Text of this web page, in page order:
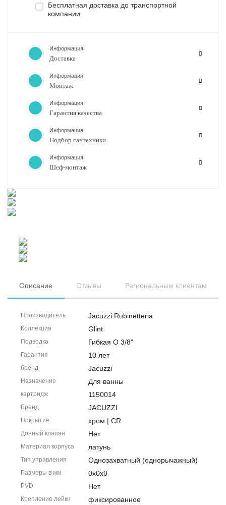
Бесплатная доставка до транспортной
компании
Информация
Доставка
Информация
Монтаж
Информация
Гарантия качества
Информация
Подбор сантехники
Информация
Шеф-монтаж
Описание Отзывы Региональным клиентам
Производитель Jacuzzi Rubinetteria
Коллекция Glint
Подводка Гибкая O 3/8"
Гарантия 10 лет
бренд Jacuzzi
Назначение Для ванны
картридж 1150014
Бренд JACUZZI
Покрытие хром | CR
Донный клапан Нет
Материал корпуса латунь
Тип управления Однозахватный (однорычажный)
Размеры в мм 0x0x0
PVD Нет
Крепление лейки фиксированное